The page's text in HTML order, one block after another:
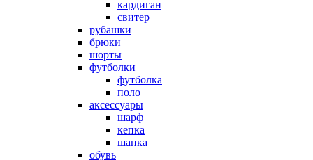
кардиган
свитер
рубашки
брюки
шорты
футболки
футболка
поло
аксессуары
шарф
кепка
шапка
обувь